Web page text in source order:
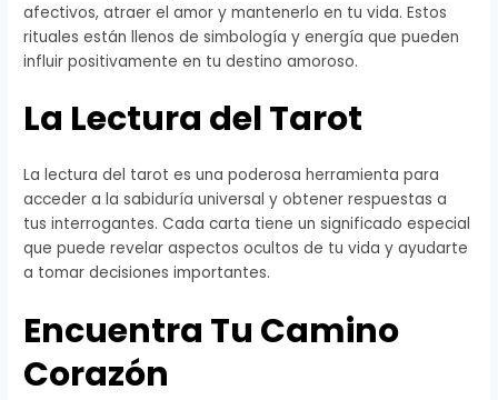
afectivos, atraer el amor y mantenerlo en tu vida. Estos
rituales están llenos de simbología y energía que pueden
influir positivamente en tu destino amoroso.
La Lectura del Tarot
La lectura del tarot es una poderosa herramienta para
acceder a la sabiduría universal y obtener respuestas a
tus interrogantes. Cada carta tiene un significado especial
que puede revelar aspectos ocultos de tu vida y ayudarte
a tomar decisiones importantes.
Encuentra Tu Camino
Corazón